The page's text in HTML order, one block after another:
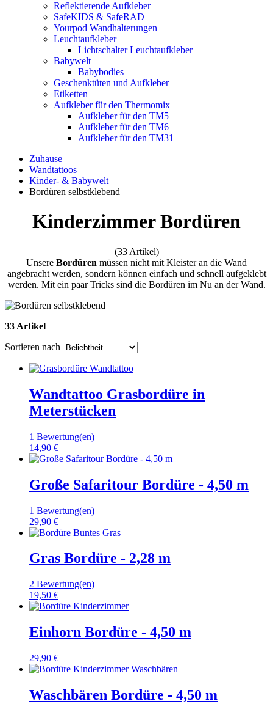
Reflektierende Aufkleber
SafeKIDS & SafeRAD
Yourpod Wandhalterungen
Leuchtaufkleber
Lichtschalter Leuchtaufkleber
Babywelt
Babybodies
Geschenktüten und Aufkleber
Etiketten
Aufkleber für den Thermomix
Aufkleber für den TM5
Aufkleber für den TM6
Aufkleber für den TM31
Zuhause
Wandtattoos
Kinder- & Babywelt
Bordüren selbstklebend
Kinderzimmer Bordüren
(33 Artikel)
Unsere Bordüren müssen nicht mit Kleister an die Wand
angebracht werden, sondern können einfach und schnell aufgeklebt
werden. Mit ein paar Tricks sind die Bordüren im Nu an der Wand.
33 Artikel
Sortieren nach
Wandtattoo Grasbordüre in
Meterstücken
1 Bewertung(en)
14,90 €
Große Safaritour Bordüre - 4,50 m
1 Bewertung(en)
29,90 €
Gras Bordüre - 2,28 m
2 Bewertung(en)
19,50 €
Einhorn Bordüre - 4,50 m
29,90 €
Waschbären Bordüre - 4,50 m